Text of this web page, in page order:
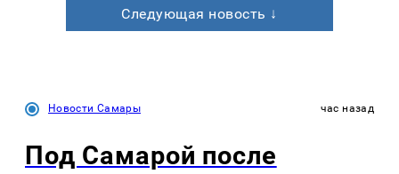
Следующая новость ↓
Новости Самары час назад
Под Самарой после